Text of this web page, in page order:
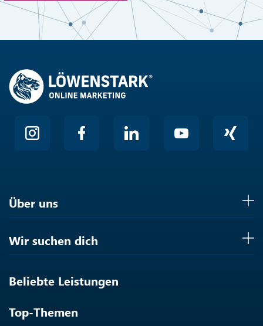
Anti-Roboter-Verifizierung
Hier klicken
Über uns
Wir suchen dich
Beliebte Leistungen
Top-Themen